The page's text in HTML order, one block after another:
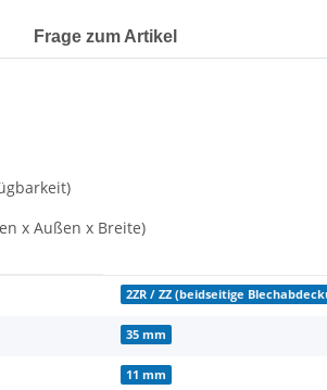
Frage zum Artikel
x Außen x Breite)
2ZR / ZZ (beidseitige
35 mm
11 mm